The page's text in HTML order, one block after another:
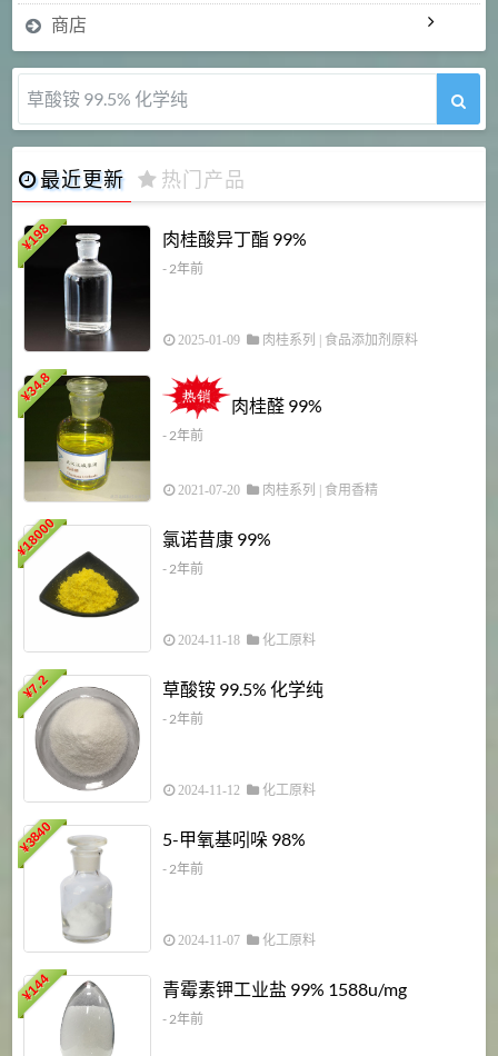
商店
5-甲氧基吲哚 98%
最近更新 热门产品
¥
198 肉桂酸异丁酯 99%
- 2年前
2025-01-09 肉桂系列 食品添加剂原料
¥
34.8
肉桂醛 99%
- 2年前
2021-07-20 肉桂系列 食用香精
¥
18000 氯诺昔康 99%
- 2年前
2024-11-18 化工原料
¥
7.2 草酸铵 99.5% 化学纯
- 2年前
2024-11-12 化工原料
¥
3840 5-甲氧基吲哚 98%
- 2年前
2024-11-07 化工原料
¥
144 青霉素钾工业盐 99% 1588u/mg
- 2年前